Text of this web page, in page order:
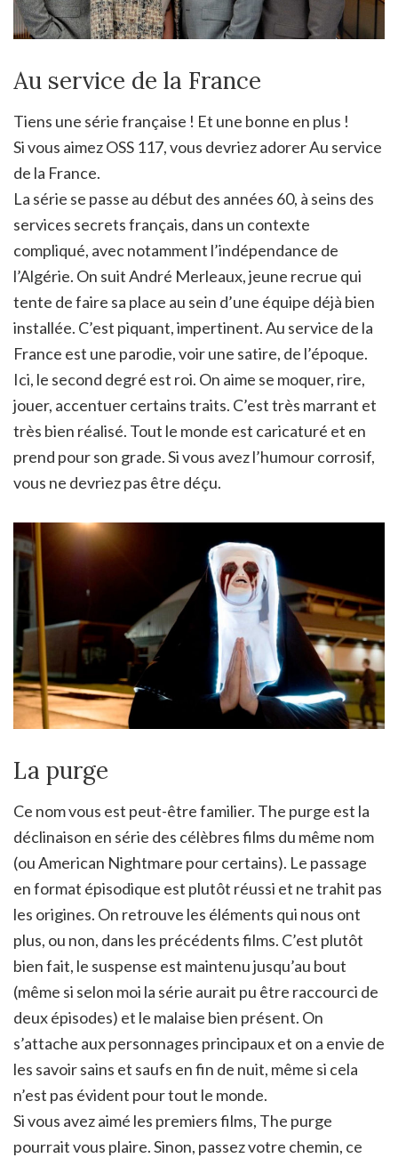
Au service de la France
Tiens une série française ! Et une bonne en plus !
Si vous aimez OSS 117, vous devriez adorer Au service
de la France.
La série se passe au début des années 60, à seins des
services secrets français, dans un contexte
compliqué, avec notamment l’indépendance de
l’Algérie. On suit André Merleaux, jeune recrue qui
tente de faire sa place au sein d’une équipe déjà bien
installée. C’est piquant, impertinent. Au service de la
France est une parodie, voir une satire, de l’époque.
Ici, le second degré est roi. On aime se moquer, rire,
jouer, accentuer certains traits. C’est très marrant et
très bien réalisé. Tout le monde est caricaturé et en
prend pour son grade. Si vous avez l’humour corrosif,
vous ne devriez pas être déçu.
La purge
Ce nom vous est peut-être familier. The purge est la
déclinaison en série des célèbres films du même nom
(ou American Nightmare pour certains). Le passage
en format épisodique est plutôt réussi et ne trahit pas
les origines. On retrouve les éléments qui nous ont
plus, ou non, dans les précédents films. C’est plutôt
bien fait, le suspense est maintenu jusqu’au bout
(même si selon moi la série aurait pu être raccourci de
deux épisodes) et le malaise bien présent. On
s’attache aux personnages principaux et on a envie de
les savoir sains et saufs en fin de nuit, même si cela
n’est pas évident pour tout le monde.
Si vous avez aimé les premiers films, The purge
pourrait vous plaire. Sinon, passez votre chemin, ce